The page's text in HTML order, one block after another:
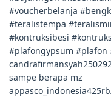
#voucherbelanja
#teralistempa
#kontruksibesi
#plafongypsum
sampe berapa mz